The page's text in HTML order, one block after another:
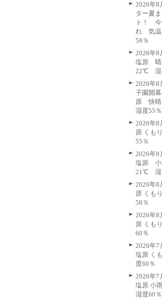
2026年
ター夏
ト！
れ 気
58％
2026年
塩原
22℃ 湿
2026年
子園開
原 快
湿度55％
2026年8
原 くも
55％
2026年
塩原
21℃ 湿
2026年8
原 くも
58％
2026年8
原 くも
60％
2026年7
塩原 く
度60％
2026年7
塩原 小
湿度60％